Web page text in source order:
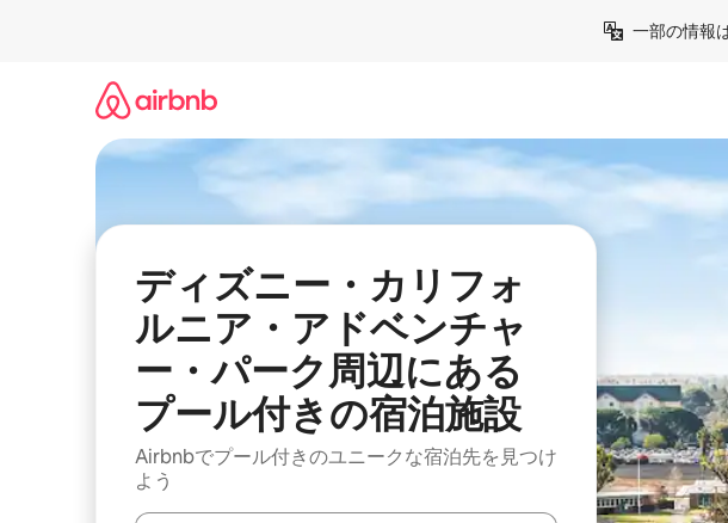
一部の情報
ディズニー・カリフォ
ルニア・アドベンチャ
ー・パーク周辺にある
プール付きの宿泊施設
Airbnbでプール付きのユニークな宿泊先を見つけ
よう